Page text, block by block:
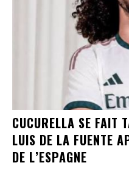
CUCURELLA SE FAIT
LUIS DE LA FUENTE
DE L’ESPAGNE